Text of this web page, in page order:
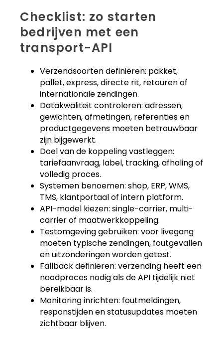
Checklist: zo starten
bedrijven met een
transport-API
Verzendsoorten definiëren: pakket,
pallet, express, directe rit, retouren of
internationale zendingen.
Datakwaliteit controleren: adressen,
gewichten, afmetingen, referenties en
productgegevens moeten betrouwbaar
zijn bijgewerkt.
Doel van de koppeling vastleggen:
tariefaanvraag, label, tracking, afhaling of
volledig proces.
Systemen benoemen: shop, ERP, WMS,
TMS, klantportaal of intern platform.
API-model kiezen: single-carrier, multi-
carrier of maatwerkkoppeling.
Testomgeving gebruiken: voor livegang
moeten typische zendingen, foutgevallen
en uitzonderingen worden getest.
Fallback definiëren: verzending heeft een
noodproces nodig als de API tijdelijk niet
bereikbaar is.
Monitoring inrichten: foutmeldingen,
responstijden en statusupdates moeten
zichtbaar blijven.